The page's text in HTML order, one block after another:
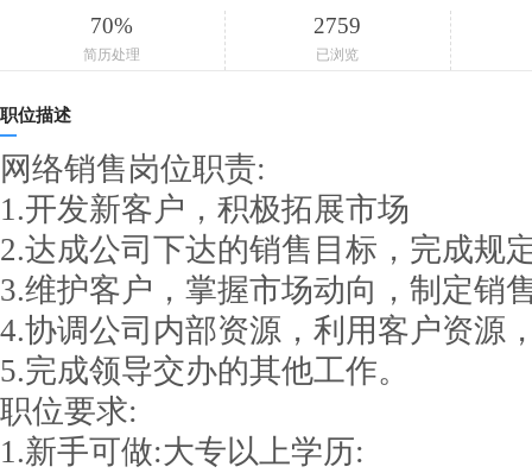
70%
简历处理
2759
已浏览
职位描述
网络销售岗位职责:
1.开发新客户，积极拓展市场
2.达成公司下达的销售目标，完成规
3.维护客户，掌握市场动向，制定销
4.协调公司内部资源，利用客户资源
5.完成领导交办的其他工作。
职位要求:
1.新手可做:大专以上学历: